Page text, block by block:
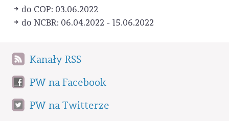
do COP: 03.06.2022
do NCBR: 06.04.2022 - 15.06.2022
Kanały RSS
PW na Facebook
PW na Twitterze